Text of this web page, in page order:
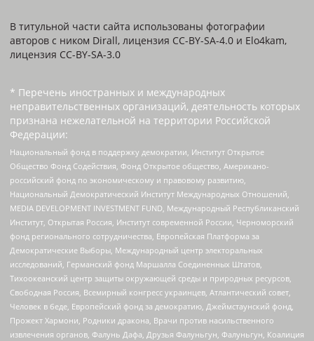
В титульной части сайта использованы фотографии
авторов с ником Dirall, лицензия CC-BY-SA-4.0 и Elo4kam,
лицензия CC-BY-SA-3.0
* Перечень иностранных и международных
неправительственных организаций, деятельность которых
признана нежелательной на территории Российской
Федерации:
Национальный фонд в поддержку демократии, Институт Открытое
Общество Фонд Содействия, Фонд Открытое общество, Американо-
российский фонд по экономическому и правовому развитию,
Национальный Демократический Институт Международных Отношений,
MEDIA DEVELOPMENT INVESTMENT FUND, Международный Республиканский
Институт, Открытая Россия, Институт современной России, Черноморский
фонд регионального сотрудничества, Европейская Платформа за
Демократические Выборы, Международный центр электоральных
исследований, Германский фонд Маршалла Соединенных Штатов,
Тихоокеанский центр защиты окружающей среды и природных ресурсов,
Свободная Россия, Всемирный конгресс украинцев, Атлантический совет,
Человек в беде, Европейский фонд за демократию, Джеймстаунский фонд,
Прожект Хармони, Родники дракона, Врачи против насильственного
извлечения органов, Фалунь Дафа, Друзья Фалуньгун, Фалуньгун, Коалиция